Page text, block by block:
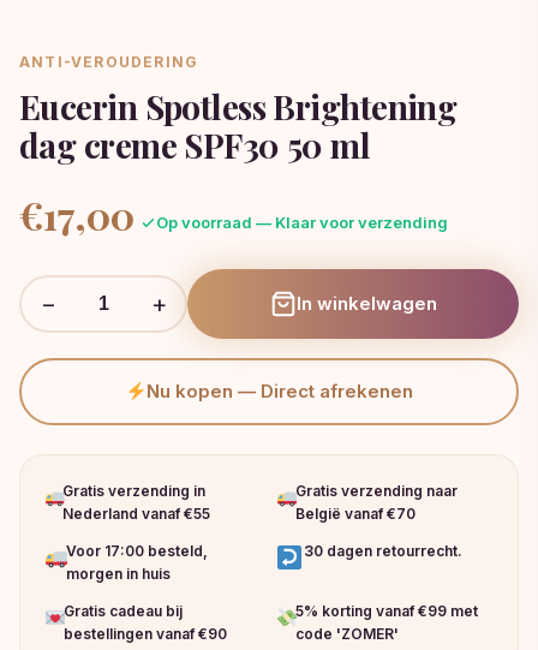
ANTI-VEROUDERING
Eucerin Spotless Brightening
dag creme SPF30 50 ml
€17,00 Op voorraad — Klaar voor verzending
− + In winkelwagen
Nu kopen — Direct afrekenen
Gratis verzending in
Nederland vanaf €55
Gratis verzending naar
België vanaf €70
Voor 17:00 besteld,
morgen in huis
30 dagen retourrecht.
Gratis cadeau bij
bestellingen vanaf €90
5% korting vanaf €99 met
code 'ZOMER'